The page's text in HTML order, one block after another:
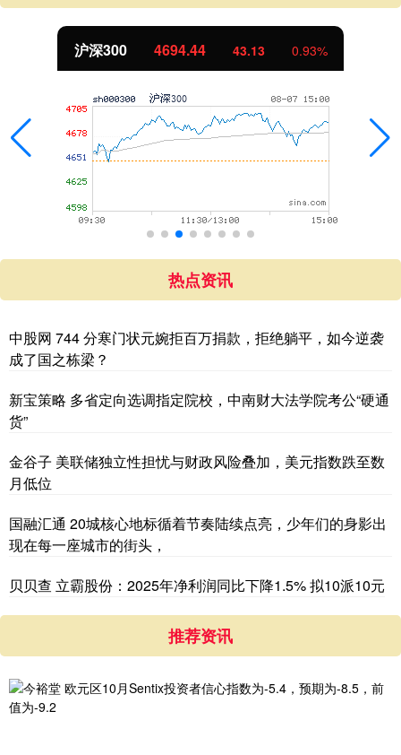
沪深300 4694.44 43.13 0.93%
热点资讯
中股网 744 分寒门状元婉拒百万捐款，拒绝躺平，如今逆袭
成了国之栋梁？
新宝策略 多省定向选调指定院校，中南财大法学院考公“硬通
货”
金谷子 美联储独立性担忧与财政风险叠加，美元指数跌至数
月低位
国融汇通 20城核心地标循着节奏陆续点亮，少年们的身影出
现在每一座城市的街头，
贝贝查 立霸股份：2025年净利润同比下降1.5% 拟10派10元
推荐资讯